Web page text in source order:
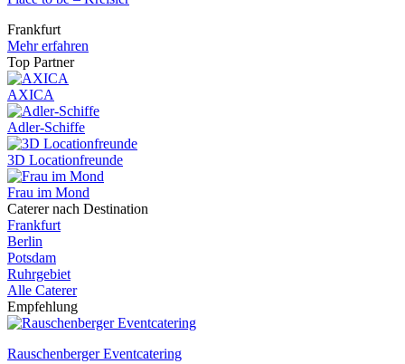
Frankfurt
Mehr erfahren
Top Partner
AXICA
Adler-Schiffe
3D Locationfreunde
Frau im Mond
Caterer nach Destination
Frankfurt
Berlin
Potsdam
Ruhrgebiet
Alle Caterer
Empfehlung
Rauschenberger Eventcatering